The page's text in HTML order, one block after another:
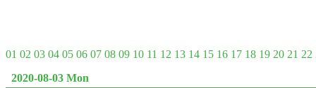
01 02 03 04 05 06 07 08 09 10 11 12 13 14 15 16 17 18 19 20 21 22
2020-08-03 Mon